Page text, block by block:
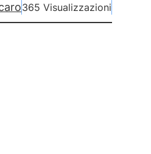
365 Visualizzazioni